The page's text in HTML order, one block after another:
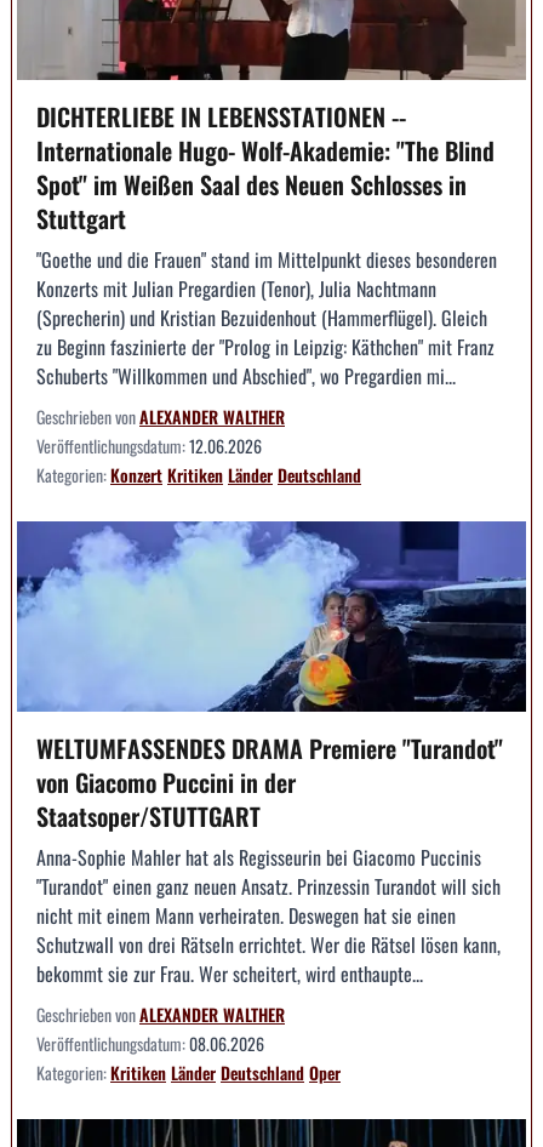
DICHTERLIEBE IN LEBENSSTATIONEN --
Internationale Hugo- Wolf-Akademie: "The Blind
Spot" im Weißen Saal des Neuen Schlosses in
Stuttgart
"Goethe und die Frauen" stand im Mittelpunkt dieses besonderen
Konzerts mit Julian Pregardien (Tenor), Julia Nachtmann
(Sprecherin) und Kristian Bezuidenhout (Hammerflügel). Gleich
zu Beginn faszinierte der "Prolog in Leipzig: Käthchen" mit Franz
Schuberts "Willkommen und Abschied", wo Pregardien mi...
Geschrieben vonALEXANDER WALTHER
Veröffentlichungsdatum:12.06.2026
Kategorien:KonzertKritikenLänderDeutschland
WELTUMFASSENDES DRAMA Premiere "Turandot"
von Giacomo Puccini in der
Staatsoper/STUTTGART
Anna-Sophie Mahler hat als Regisseurin bei Giacomo Puccinis
"Turandot" einen ganz neuen Ansatz. Prinzessin Turandot will sich
nicht mit einem Mann verheiraten. Deswegen hat sie einen
Schutzwall von drei Rätseln errichtet. Wer die Rätsel lösen kann,
bekommt sie zur Frau. Wer scheitert, wird enthaupte...
Geschrieben vonALEXANDER WALTHER
Veröffentlichungsdatum:08.06.2026
Kategorien:KritikenLänderDeutschlandOper